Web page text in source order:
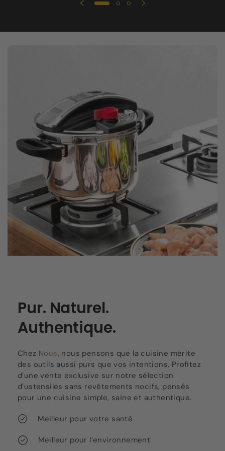
Pur. Naturel.
Authentique.
Chez Nous, nous pensons que la cuisine mérite
des outils aussi purs que vos intentions. Profitez
d’une vente exclusive sur notre sélection
d’ustensiles sans revêtements nocifs, pensés
pour une cuisine simple, saine et authentique.
Meilleur pour votre santé
Meilleur pour l’environnement